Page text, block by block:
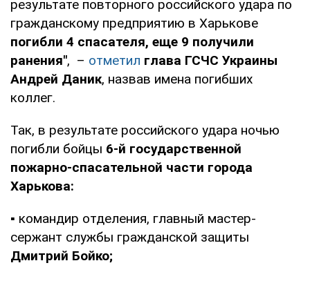
результате повторного российского удара по
гражданскому предприятию в Харькове
погибли 4 спасателя, еще 9 получили
ранения", – отметил глава ГСЧС Украины
Андрей Даник, назвав имена погибших
коллег.
Так, в результате российского удара ночью
погибли бойцы 6-й государственной
пожарно-спасательной части города
Харькова:
▪️ командир отделения, главный мастер-
сержант службы гражданской защиты
Дмитрий Бойко;